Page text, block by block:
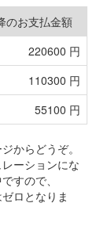
のお支払金額
220600 円
110300 円
55100 円
からどうぞ。
ーションにな
すので、
ロとなりま